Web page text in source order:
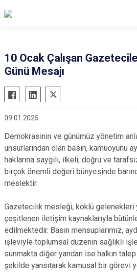
10 Ocak Çalışan
Günü Mesajı
09.01.2025
Demokrasinin ve günümüz yönetim
unsurlarından olan basın, kamuoyunu
haklarına saygılı, ilkeli, doğru ve
birçok önemli değeri bünyesinde
meslektir.
Gazetecilik mesleği, köklü gelenekleri
çeşitlenen iletişim kaynaklarıyla
edilmektedir. Basın mensuplarımız,
işleviyle toplumsal düzenin sağlıklı
sunmakta diğer yandan ise halkın
şekilde yansıtarak kamusal bir görevi